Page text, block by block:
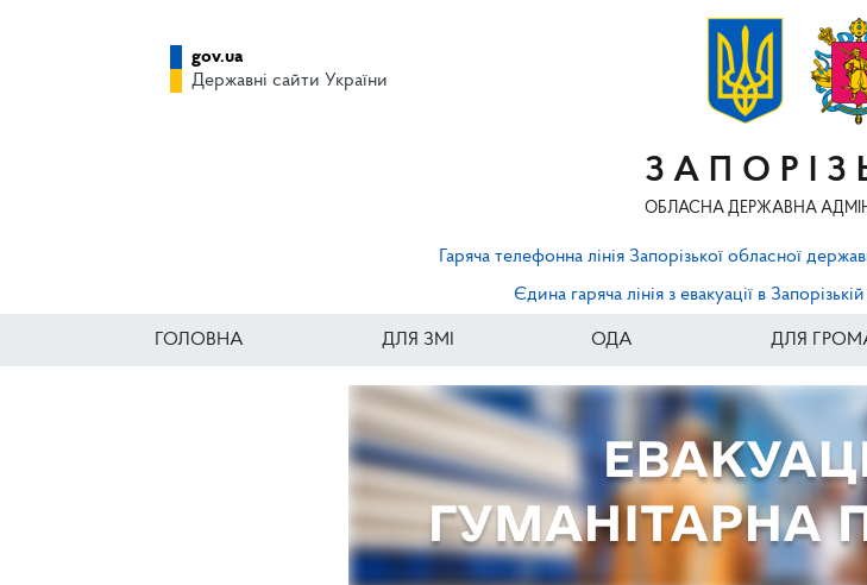
ОБЛАСНА ДЕРЖАВНА
gov.ua
Державні сайти України
Гаряча телефонна лінія Запорізької обласної
Єдина гаряча лінія з евакуації в
ГОЛОВНА ДЛЯ ЗМІ ОДА ДЛЯ